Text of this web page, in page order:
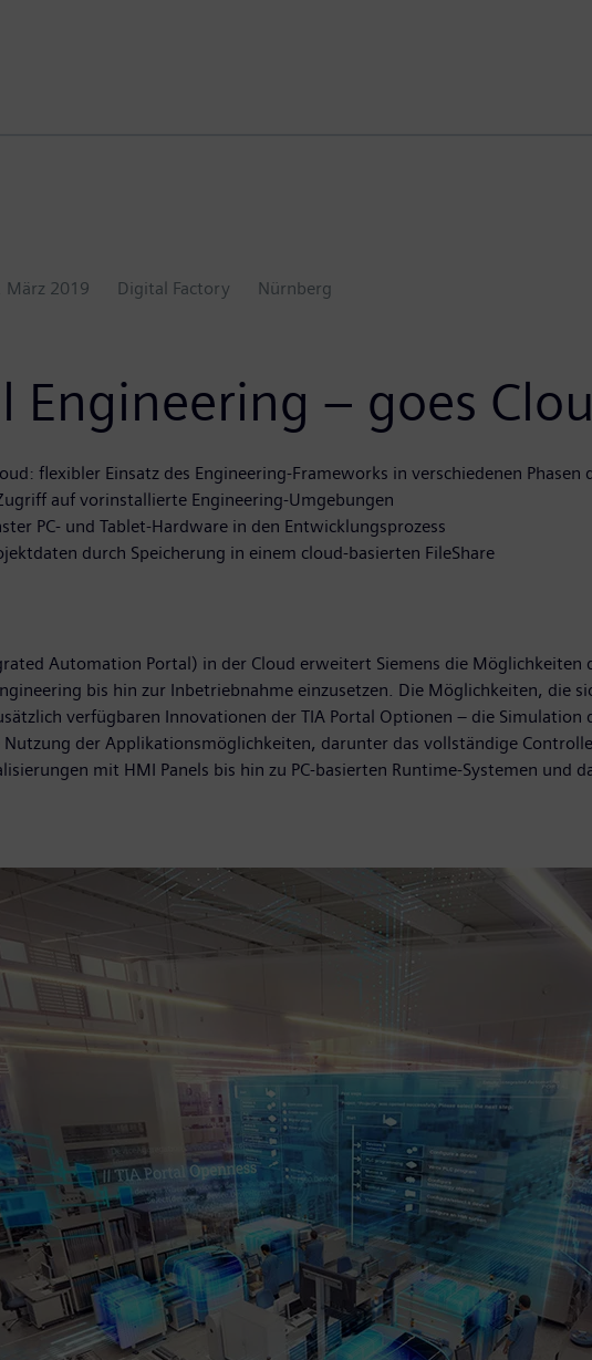
März 2019 Digital Factory Nürnberg
Engineering – goes
flexibler Einsatz des Engineering-Frameworks in verschiedenen Phasen
auf vorinstallierte Engineering-Umgebungen
PC- und Tablet-Hardware in den Entwicklungsprozess
durch Speicherung in einem cloud-basierten FileShare
Automation Portal) in der Cloud erweitert Siemens die
bis hin zur Inbetriebnahme einzusetzen. Die Möglichkeiten, die
verfügbaren Innovationen der TIA Portal Optionen – die
der Applikationsmöglichkeiten, darunter das vollständige
mit HMI Panels bis hin zu PC-basierten Runtime-Systemen und